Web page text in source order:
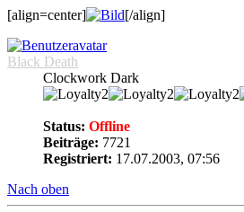
[align=center] [/align]
Black Death
Clockwork Dark
Status: Offline
Beiträge: 7721
Registriert: 17.07.2003, 07:56
Nach oben